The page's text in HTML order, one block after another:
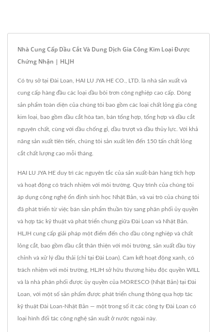
Nhà Cung Cấp Dầu Cắt Và Dung Dịch Gia Công Kim Loại Được
Chứng Nhận | HLJH
Có trụ sở tại Đài Loan, HAI LU JYA HE CO., LTD. là nhà sản xuất và
cung cấp hàng đầu các loại dầu bôi trơn công nghiệp cao cấp. Dòng
sản phẩm toàn diện của chúng tôi bao gồm các loại chất lỏng gia công
kim loại, bao gồm dầu cắt hòa tan, bán tổng hợp, tổng hợp và dầu cắt
nguyên chất, cùng với dầu chống gỉ, dầu trượt và dầu thủy lực. Với khả
năng sản xuất tiên tiến, chúng tôi sản xuất lên đến 150 tấn chất lỏng
cắt chất lượng cao mỗi tháng.
HAI LU JYA HE duy trì các nguyên tắc của sản xuất-bán hàng tích hợp
và hoạt động có trách nhiệm với môi trường. Quy trình của chúng tôi
áp dụng công nghệ ổn định sinh học Nhật Bản, và vai trò của chúng tôi
đã phát triển từ việc bán sản phẩm thuần túy sang phân phối ủy quyền
và hợp tác kỹ thuật và phát triển chung giữa Đài Loan và Nhật Bản.
HLJH cung cấp giải pháp một điểm đến cho dầu công nghiệp và chất
lỏng cắt, bao gồm dầu cắt thân thiện với môi trường, sản xuất dầu tùy
chỉnh và xử lý dầu thải (chỉ tại Đài Loan). Cam kết hoạt động xanh, có
trách nhiệm với môi trường, HLJH sở hữu thương hiệu độc quyền WILL
và là nhà phân phối được ủy quyền của MORESCO (Nhật Bản) tại Đài
Loan, với một số sản phẩm được phát triển chung thông qua hợp tác
kỹ thuật Đài Loan-Nhật Bản — một trong số ít các công ty Đài Loan có
loại hình đối tác công nghệ sản xuất ở nước ngoài này.